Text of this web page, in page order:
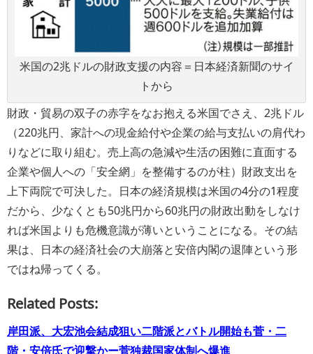
米国の2兆ドルの財政支援の内容＝日本経済新聞のサイ
トから
財政・貿易の双子の赤字をなお抱える米国でさえ、2兆ドル
（220兆円、家計への現金給付や企業の給与支払いの肩代わ
りなどに取り組む。売上高の急減や生活の困難に直面する
企業や個人への「安全網」を整備するのが柱）財政支出を
上下両院で可決した。日本の経済規模は米国の4分の1程度
だから、少なくとも50兆円から60兆円の財政出動をしなけ
れば米国よりも危機意識が薄いということになる。その結
果は、日本の経済社会の大崩落と安倍内閣の退陣という形
ではね帰ってくる。
Related Posts:
岸田派、大宏池会結成狙い二階派とバトル開始も菅・二
階・安倍氏で迎撃かー菅独裁国家体制へ爆進